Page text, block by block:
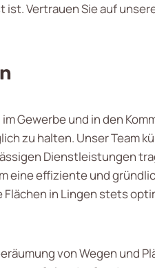
Vertrauen Sie auf
Gewerbe und in den
zu halten. Unser Team
Dienstleistungen
eine effiziente und
in Lingen stets
von Wegen und